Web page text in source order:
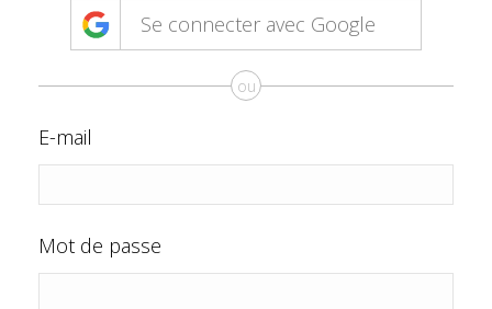
Se connecter avec Google
ou
E-mail
Mot de passe